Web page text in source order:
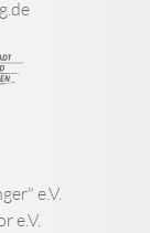
e.V.
e.V.